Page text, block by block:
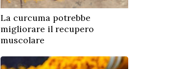
La curcuma potrebbe
migliorare il recupero
muscolare